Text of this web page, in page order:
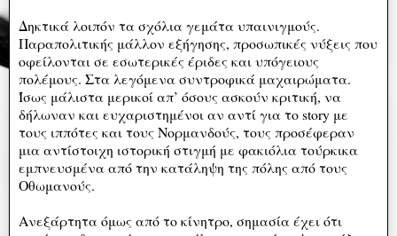
Δηκτικά λοιπόν τα σχόλια γεμάτα υπαινιγμούς.
Παραπολιτικής μάλλον εξήγησης, προσωπικές νύξεις που
οφείλονται σε εσωτερικές έριδες και υπόγειους
πολέμους. Στα λεγόμενα συντροφικά μαχαιρώματα.
Ίσως μάλιστα μερικοί απ’ όσους ασκούν κριτική, να
δήλωναν και ευχαριστημένοι αν αντί για το story με
τους ιππότες και τους Νορμανδούς, τους προσέφεραν
μια αντίστοιχη ιστορική στιγμή με φακιόλια τούρκικα
εμπνευσμένα από την κατάληψη της πόλης από τους
Οθωμανούς.
Ανεξάρτητα όμως από το κίνητρο, σημασία έχει ότι